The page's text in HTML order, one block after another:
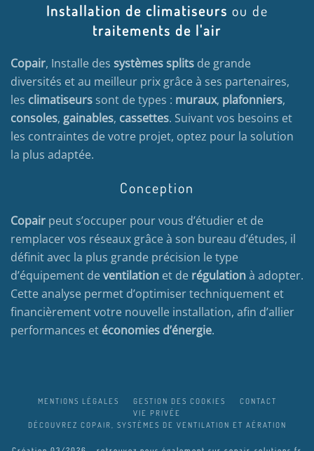
Installation de climatiseurs ou de
traitements de l'air
Copair, Installe des systèmes splits de grande
diversités et au meilleur prix grâce à ses partenaires,
les climatiseurs sont de types : muraux, plafonniers,
consoles, gainables, cassettes. Suivant vos besoins et
les contraintes de votre projet, optez pour la solution
la plus adaptée.
Conception
Copair peut s’occuper pour vous d’étudier et de
remplacer vos réseaux grâce à son bureau d’études, il
définit avec la plus grande précision le type
d’équipement deventilation et de régulationà adopter.
Cette analyse permet d’optimiser techniquement et
financièrement votre nouvelle installation, afin d’allier
performances et économies d’énergie.
MENTIONS LÉGALES GESTION DES COOKIES
CONTACT
VIE PRIVÉE
DÉCOUVREZ COPAIR, SYSTÈMES DE VENTILATION ET AÉRATION